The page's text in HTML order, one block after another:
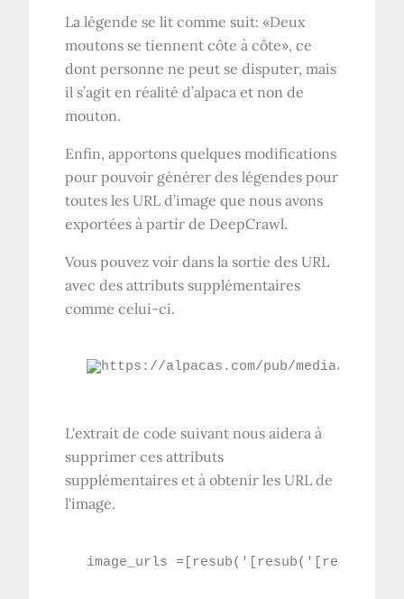
La légende se lit comme suit: «Deux
moutons se tiennent côte à côte», ce
dont personne ne peut se disputer, mais
il s’agit en réalité d’alpaca et non de
mouton.
Enfin, apportons quelques modifications
pour pouvoir générer des légendes pour
toutes les URL d’image que nous avons
exportées à partir de DeepCrawl.
Vous pouvez voir dans la sortie des URL
avec des attributs supplémentaires
comme celui-ci.
https://alpacas.com/pub/media/
L'extrait de code suivant nous aidera à
supprimer ces attributs
supplémentaires et à obtenir les URL de
l'image.
image_urls